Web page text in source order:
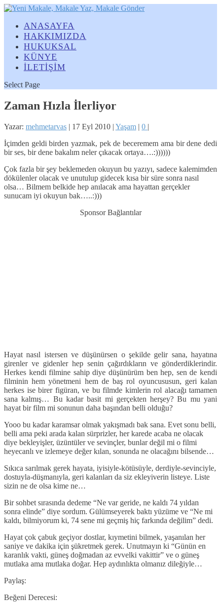
ANASAYFA
HAKKIMIZDA
HUKUKSAL
KÜNYE
İLETİŞİM
Select Page
Zaman Hızla İlerliyor
Yazar: mehmetarvas | 17 Eyl 2010 | Yaşam | 0 |
İçimden geldi birden yazmak, pek de beceremem ama bir dene dedi
bir ses, bir dene bakalım neler çıkacak ortaya….:))))))
Çok fazla bir şey beklemeden okuyun bu yazıyı, sadece kalemimden
dökülenler olacak ve unutulup gidecek kısa bir süre sonra nasıl
olsa… Bilmem belkide hep anılacak ama hayattan gerçekler
sunucam iyi okuyun bak…..:)))
Sponsor Bağlantılar
Hayat nasıl istersen ve düşünürsen o şekilde gelir sana, hayatına
girenler ve gidenler hep senin çağırdıkların ve gönderdiklerindir.
Herkes kendi filmine sahip diye düşünürüm ben hep, sen de kendi
filminin hem yönetmeni hem de baş rol oyuncususun, geri kalan
herkes ise birer figüran, ve bu filmde kimlerin rol alacağı tamamen
sana kalmış… Bu kadar basit mi gerçekten herşey? Bu mu yani
hayat bir film mi sonunun daha başından belli olduğu?
Yooo bu kadar karamsar olmak yakışmadı bak sana. Evet sonu belli,
belli ama peki arada kalan sürprizler, her karede acaba ne olacak
diye bekleyişler, üzüntüler ve sevinçler, bunlar değil mi o filmi
heyecanlı ve izlemeye değer kılan, sonunda ne olacağını bilsende…
Sıkıca sarılmak gerek hayata, iyisiyle-kötüsüyle, derdiyle-sevinciyle,
dostuyla-düşmanıyla, geri kalanları da siz ekleyiverin listeye. Liste
sizin ne de olsa kime ne…
Bir sohbet sırasında dedeme “Ne var geride, ne kaldı 74 yıldan
sonra elinde” diye sordum. Gülümseyerek baktı yüzüme ve “Ne mi
kaldı, bilmiyorum ki, 74 sene mi geçmiş hiç farkında değilim” dedi.
Hayat çok çabuk geçiyor dostlar, kıymetini bilmek, yaşanılan her
saniye ve dakika için şükretmek gerek. Unutmayın ki “Günün en
karanlık vakti, güneş doğmadan az evvelki vakittir” ve o güneş
mutlaka ama mutlaka doğar. Hep aydınlıkta olmanız dileğiyle…
Paylaş:
Beğeni Derecesi: